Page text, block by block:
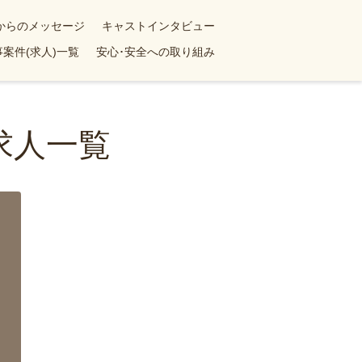
らのメッセージ
キャストインタビュー
案件(求人)一覧
安心･安全への取り組み
人一覧